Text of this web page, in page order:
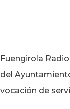
Fuengirola
del
vocación de